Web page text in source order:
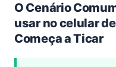
O Cenário
usar no celular
Começa a Ticar